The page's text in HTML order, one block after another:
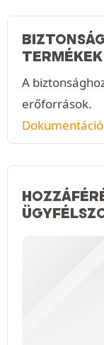
TERMÉKEK
A
erőforrások.
Dokumentáció